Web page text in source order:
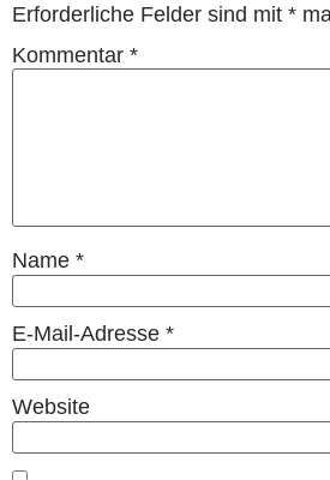
Erforderliche Felder sind mit *
Kommentar *
Name *
E-Mail-Adresse *
Website